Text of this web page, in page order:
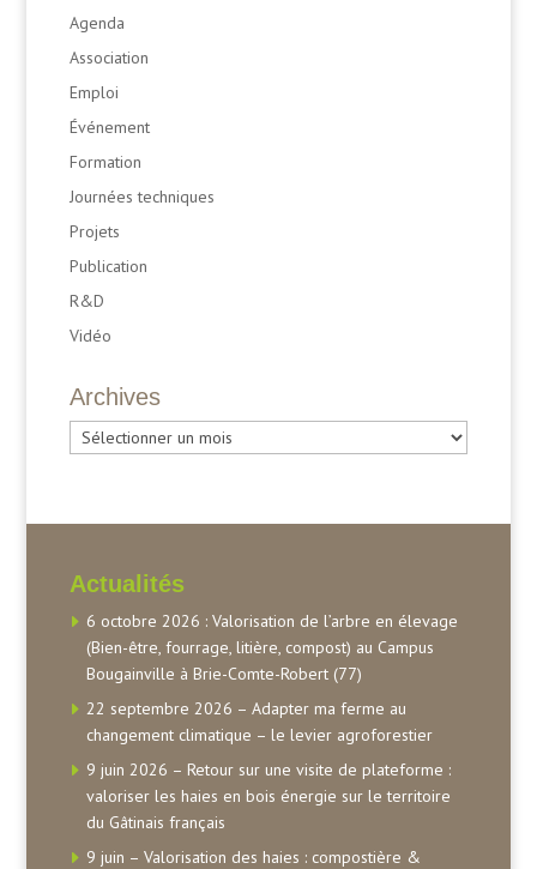
Agenda
Association
Emploi
Événement
Formation
Journées techniques
Projets
Publication
R&D
Vidéo
Archives
Archives
Actualités
6 octobre 2026 : Valorisation de l’arbre en élevage
(Bien-être, fourrage, litière, compost) au Campus
Bougainville à Brie-Comte-Robert (77)
22 septembre 2026 – Adapter ma ferme au
changement climatique – le levier agroforestier
9 juin 2026 – Retour sur une visite de plateforme :
valoriser les haies en bois énergie sur le territoire
du Gâtinais français
9 juin – Valorisation des haies : compostière &